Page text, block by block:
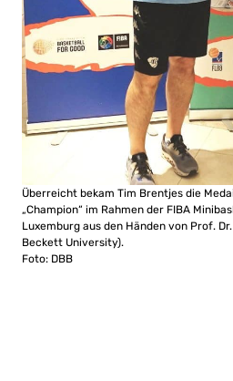
Überreicht bekam Tim Brentjes die
„Champion“ im Rahmen der FIBA
Luxemburg aus den Händen von Prof.
Beckett University).
Foto: DBB